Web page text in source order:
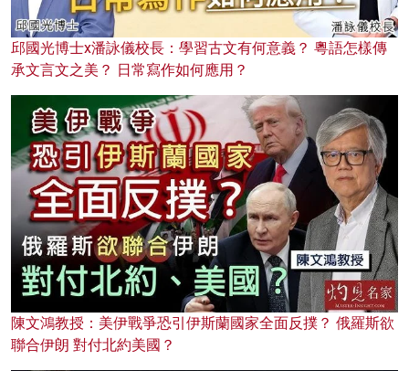
邱國光博士x潘詠儀校長：學習古文有何意義？ 粵語怎樣傳
承文言文之美？ 日常寫作如何應用？
陳文鴻教授：美伊戰爭恐引伊斯蘭國家全面反撲？ 俄羅斯欲
聯合伊朗 對付北約美國？